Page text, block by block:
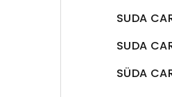
SUDA
SUDA
SÜDA